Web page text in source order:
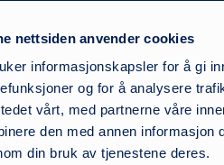
nettsiden anvender cookies
informasjonskapsler for å gi
og for å analysere
vårt, med partnerne våre
den med annen informasjon
din bruk av tjenestene deres.